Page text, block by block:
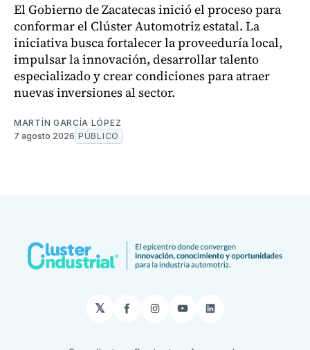
El Gobierno de Zacatecas inició el proceso para
conformar el Clúster Automotriz estatal. La
iniciativa busca fortalecer la proveeduría local,
impulsar la innovación, desarrollar talento
especializado y crear condiciones para atraer
nuevas inversiones al sector.
MARTÍN GARCÍA LÓPEZ
7 agosto 2026 PÚBLICO
𝕏 Facebook
Instagram
YouTubeLinkedIn